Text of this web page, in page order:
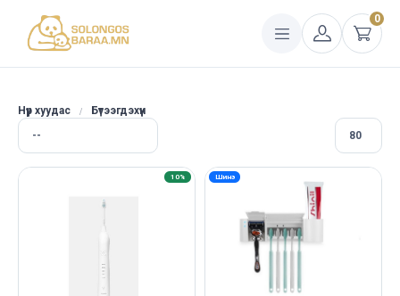
0
Нүүр хуудас Бүтээгдэхүүн
10% Шинэ